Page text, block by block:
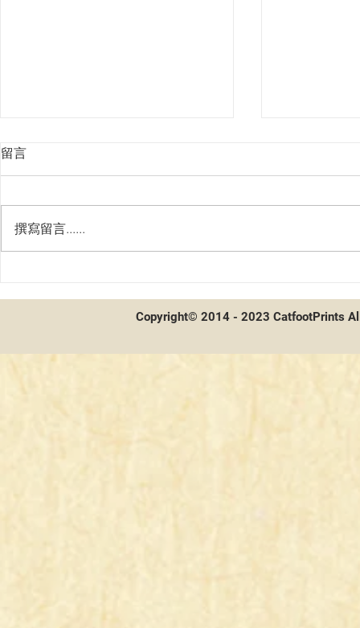
間諜家家酒開箱及配率
留言
撰寫留言......
Copyright© 2014 - 2023 CatfootPrints